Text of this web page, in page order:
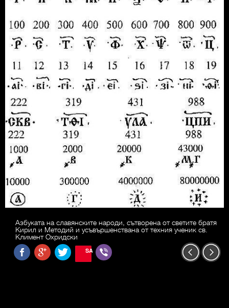
Азбуката на славянските народи, сътворена от светите братя
Кирил и Методий и усъвършенствана от техния ученик св.
Климент Охридски
SAVE